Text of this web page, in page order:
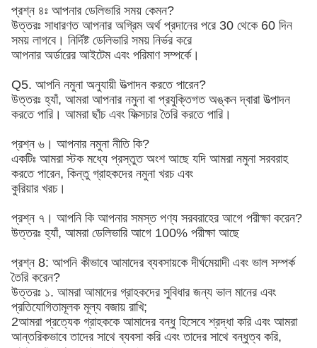
প্রশ্ন ৪ঃ আপনার ডেলিভারি সময় কেমন?
উত্তরঃ সাধারণত আপনার অগ্রিম অর্থ প্রদানের পরে 30 থেকে 60 দিন
সময় লাগবে। নির্দিষ্ট ডেলিভারি সময় নির্ভর করে
আপনার অর্ডারের আইটেম এবং পরিমাণ সম্পর্কে।
Q5. আপনি নমুনা অনুযায়ী উত্পাদন করতে পারেন?
উত্তরঃ হ্যাঁ, আমরা আপনার নমুনা বা প্রযুক্তিগত অঙ্কন দ্বারা উত্পাদন
করতে পারি। আমরা ছাঁচ এবং ফিক্সচার তৈরি করতে পারি।
প্রশ্ন ৬। আপনার নমুনা নীতি কি?
একটিঃ আমরা স্টক মধ্যে প্রস্তুত অংশ আছে যদি আমরা নমুনা সরবরাহ
করতে পারেন, কিন্তু গ্রাহকদের নমুনা খরচ এবং
কুরিয়ার খরচ।
প্রশ্ন ৭। আপনি কি আপনার সমস্ত পণ্য সরবরাহের আগে পরীক্ষা করেন?
উত্তরঃ হ্যাঁ, আমরা ডেলিভারি আগে 100% পরীক্ষা আছে
প্রশ্ন 8: আপনি কীভাবে আমাদের ব্যবসায়কে দীর্ঘমেয়াদী এবং ভাল সম্পর্ক
তৈরি করেন?
উত্তরঃ ১. আমরা আমাদের গ্রাহকদের সুবিধার জন্য ভাল মানের এবং
প্রতিযোগিতামূলক মূল্য বজায় রাখি;
2আমরা প্রত্যেক গ্রাহককে আমাদের বন্ধু হিসেবে শ্রদ্ধা করি এবং আমরা
আন্তরিকভাবে তাদের সাথে ব্যবসা করি এবং তাদের সাথে বন্ধুত্ব করি,